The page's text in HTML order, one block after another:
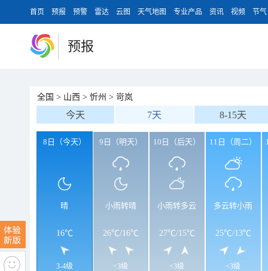
首页 预报 预警 雷达 云图 天气地图 专业产品 资讯 视频 节气
预报
全国 > 山西 > 忻州 > 岢岚
今天 7天 8-15天
8日（今天）
晴
16℃
3-4级
9日（明天）
小雨转晴
26℃/16℃
<3级
10日（后天）
小雨转多云
27℃/15℃
<3级
11日（周二）
多云转小雨
25℃/13℃
<3级